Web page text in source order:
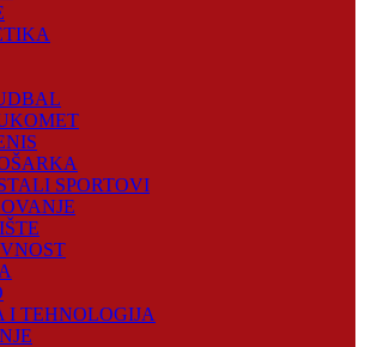
SPORTOVI
I TEHNOLOGIJA